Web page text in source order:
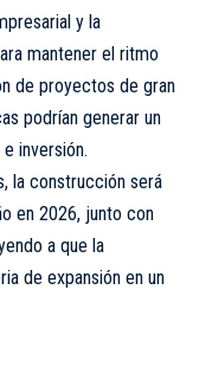
y la
mantener el ritmo
de proyectos de gran
podrían generar un
inversión.
la construcción será
en 2026, junto con
a que la
de expansión en un